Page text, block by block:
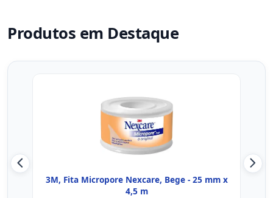
Produtos em Destaque
3M, Fita Micropore Nexcare, Bege - 25 mm x
4,5 m